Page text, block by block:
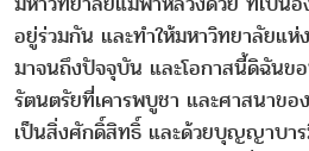
อยู่ร่วมกัน และทำให้มหาวิทยาลัยแห่
มาจนถึงปัจจุบัน และโอกาสนี้ดิฉันข
รัตนตรัยที่เคารพบูชา และศาสนาข
เป็นสิ่งศักดิ์สิทธิ์ และด้วยบุญญาบา